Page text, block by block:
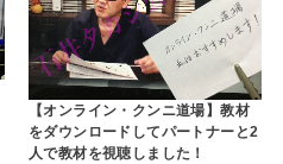
【オンライン・クンニ道場】教材
をダウンロードしてパートナーと2
人で教材を視聴しました！